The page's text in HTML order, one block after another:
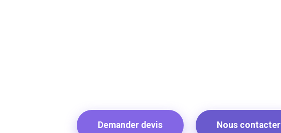
Demander devis Nous contacter